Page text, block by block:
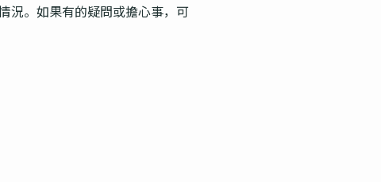
況。如果有的疑問或擔心事，可